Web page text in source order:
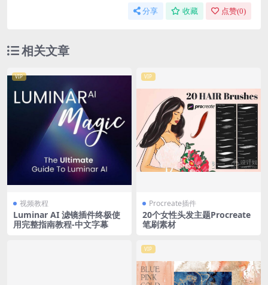
分享 收藏 点赞(0)
相关文章
VIP
视频教程
Luminar AI 滤镜插件终极使
用完整指南教程-中文字幕
VIP
Procreate插件
20个女性头发主题Procreate
笔刷素材
VIP